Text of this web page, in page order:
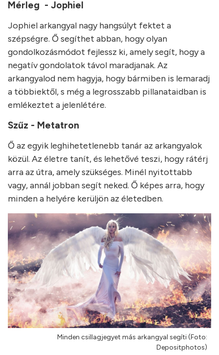
Mérleg - Jophiel
Jophiel arkangyal nagy hangsúlyt fektet a
szépségre. Ő segíthet abban, hogy olyan
gondolkozásmódot fejlessz ki, amely segít, hogy a
negatív gondolatok távol maradjanak. Az
arkangyalod nem hagyja, hogy bármiben is lemaradj
a többiektől, s még a legrosszabb pillanataidban is
emlékeztet a jelenlétére.
Szűz - Metatron
Ő az egyik leghihetetlenebb tanár az arkangyalok
közül. Az életre tanít, és lehetővé teszi, hogy rátérj
arra az útra, amely szükséges. Minél nyitottabb
vagy, annál jobban segít neked. Ő képes arra, hogy
minden a helyére kerüljön az életedben.
Minden csillagjegyet más arkangyal segíti (Foto:
Depositphotos)